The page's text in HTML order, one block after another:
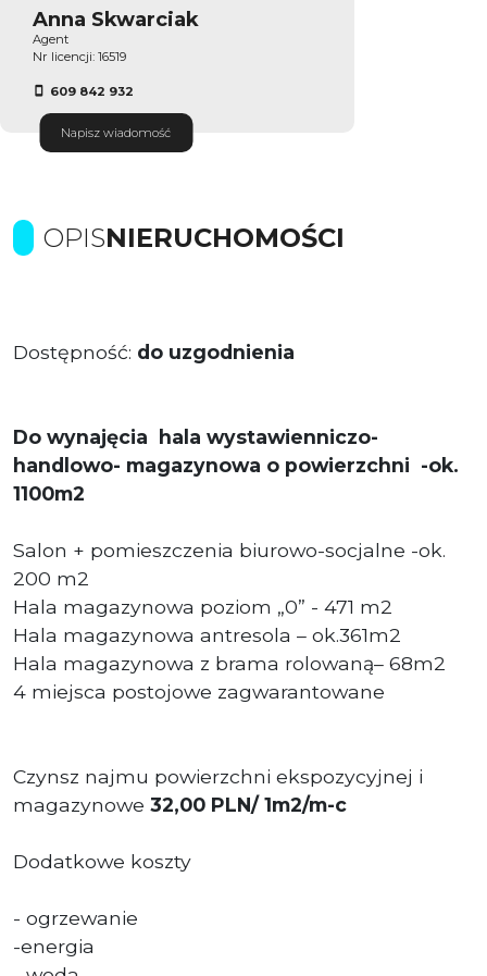
Anna Skwarciak
Agent
Nr licencji: 16519
609 842 932
Napisz wiadomość
OPISNIERUCHOMOŚCI
Dostępność: do uzgodnienia
Do wynajęcia hala wystawienniczo-
handlowo- magazynowa o powierzchni -ok.
1100m2
Salon + pomieszczenia biurowo-socjalne -ok.
200 m2
Hala magazynowa poziom „0” - 471 m2
Hala magazynowa antresola – ok.361m2
Hala magazynowa z brama rolowaną– 68m2
4 miejsca postojowe zagwarantowane
Czynsz najmu powierzchni ekspozycyjnej i
magazynowe 32,00 PLN/ 1m2/m-c
Dodatkowe koszty
- ogrzewanie
-energia